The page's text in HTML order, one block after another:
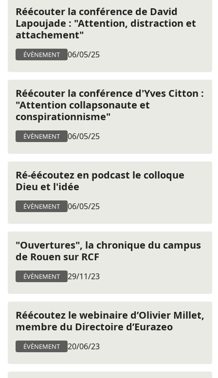
Réécouter la conférence de David
Lapoujade : "Attention, distraction et
attachement"
ÉVÈNEMENT 06/05/25
Réécouter la conférence d'Yves Citton :
"Attention collapsonaute et
conspirationnisme"
ÉVÈNEMENT 06/05/25
Ré-éécoutez en podcast le colloque
Dieu et l'idée
ÉVÈNEMENT 06/05/25
"Ouvertures", la chronique du campus
de Rouen sur RCF
ÉVÈNEMENT 29/11/23
Réécoutez le webinaire d’Olivier Millet,
membre du Directoire d’Eurazeo
ÉVÈNEMENT 20/06/23